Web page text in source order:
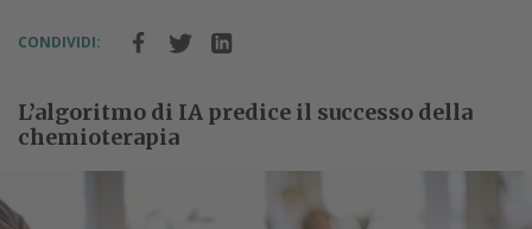
CONDIVIDI:
L’algoritmo di IA predice il successo della
chemioterapia